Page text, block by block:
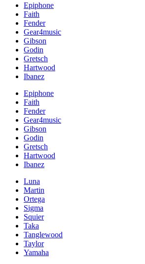
Epiphone
Faith
Fender
Gear4music
Gibson
Godin
Gretsch
Hartwood
Ibanez
Epiphone
Faith
Fender
Gear4music
Gibson
Godin
Gretsch
Hartwood
Ibanez
Luna
Martin
Ortega
Sigma
Squier
Taka
Tanglewood
Taylor
Yamaha